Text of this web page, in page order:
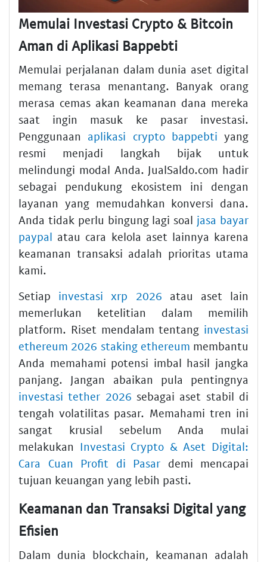
Memulai Investasi Crypto & Bitcoin
Aman di Aplikasi Bappebti
Memulai perjalanan dalam dunia aset digital
memang terasa menantang. Banyak orang
merasa cemas akan keamanan dana mereka
saat ingin masuk ke pasar investasi.
Penggunaan aplikasi crypto bappebti yang
resmi menjadi langkah bijak untuk
melindungi modal Anda. JualSaldo.com hadir
sebagai pendukung ekosistem ini dengan
layanan yang memudahkan konversi dana.
Anda tidak perlu bingung lagi soal jasa bayar
paypal atau cara kelola aset lainnya karena
keamanan transaksi adalah prioritas utama
kami.
Setiap investasi xrp 2026 atau aset lain
memerlukan ketelitian dalam memilih
platform. Riset mendalam tentang investasi
ethereum 2026 staking ethereum membantu
Anda memahami potensi imbal hasil jangka
panjang. Jangan abaikan pula pentingnya
investasi tether 2026 sebagai aset stabil di
tengah volatilitas pasar. Memahami tren ini
sangat krusial sebelum Anda mulai
melakukan Investasi Crypto & Aset Digital:
Cara Cuan Profit di Pasar demi mencapai
tujuan keuangan yang lebih pasti.
Keamanan dan Transaksi Digital yang
Efisien
Dalam dunia blockchain, keamanan adalah